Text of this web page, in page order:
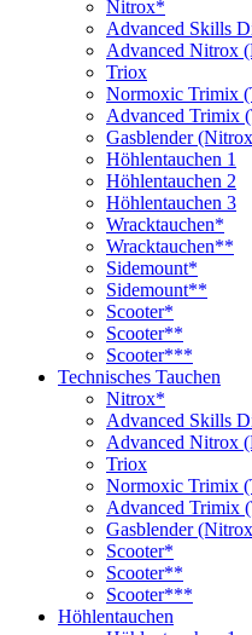
Nitrox*
Advanced Skills
Advanced Nitrox
Triox
Normoxic Trimix
Advanced Trimix
Gasblender
Höhlentauchen 1
Höhlentauchen 2
Höhlentauchen 3
Wracktauchen*
Wracktauchen**
Sidemount*
Sidemount**
Scooter*
Scooter**
Scooter***
Technisches Tauchen
Nitrox*
Advanced Skills
Advanced Nitrox
Triox
Normoxic Trimix
Advanced Trimix
Gasblender
Scooter*
Scooter**
Scooter***
Höhlentauchen